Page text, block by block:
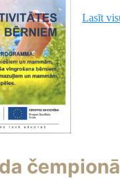
Lasīt